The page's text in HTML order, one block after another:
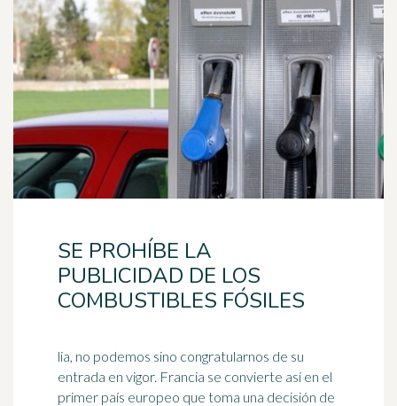
SE PROHÍBE LA
PUBLICIDAD DE LOS
COMBUSTIBLES FÓSILES
lia, no podemos sino congratularnos de su
entrada en vigor. Francia se convierte así en el
primer país europeo que toma una decisión de